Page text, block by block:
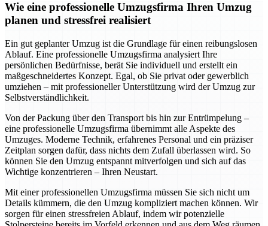
Wie eine professionelle Umzugsfirma Ihren Umzug
planen und stressfrei realisiert
Ein gut geplanter Umzug ist die Grundlage für einen reibungslosen
Ablauf. Eine professionelle Umzugsfirma analysiert Ihre
persönlichen Bedürfnisse, berät Sie individuell und erstellt ein
maßgeschneidertes Konzept. Egal, ob Sie privat oder gewerblich
umziehen – mit professioneller Unterstützung wird der Umzug zur
Selbstverständlichkeit.
Von der Packung über den Transport bis hin zur Entrümpelung –
eine professionelle Umzugsfirma übernimmt alle Aspekte des
Umzuges. Moderne Technik, erfahrenes Personal und ein präziser
Zeitplan sorgen dafür, dass nichts dem Zufall überlassen wird. So
können Sie den Umzug entspannt mitverfolgen und sich auf das
Wichtige konzentrieren – Ihren Neustart.
Mit einer professionellen Umzugsfirma müssen Sie sich nicht um
Details kümmern, die den Umzug kompliziert machen können. Wir
sorgen für einen stressfreien Ablauf, indem wir potenzielle